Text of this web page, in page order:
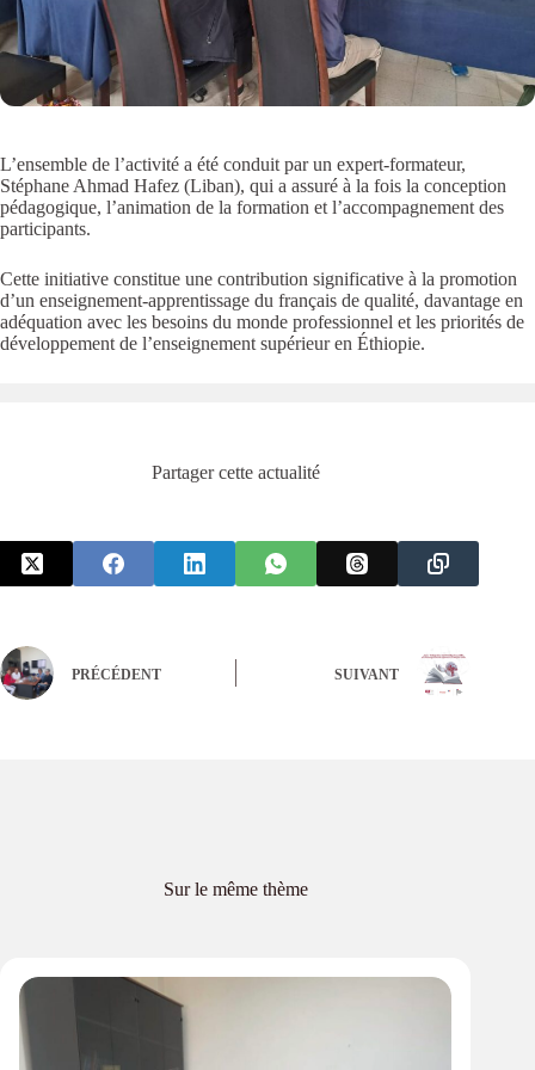
L’ensemble de l’activité a été conduit par un expert-formateur,
Stéphane Ahmad Hafez (Liban), qui a assuré à la fois la conception
pédagogique, l’animation de la formation et l’accompagnement des
participants.
Cette initiative constitue une contribution significative à la promotion
d’un enseignement-apprentissage du français de qualité, davantage en
adéquation avec les besoins du monde professionnel et les priorités de
développement de l’enseignement supérieur en Éthiopie.
Partager cette actualité
PRÉCÉDENT SUIVANT
Sur le même thème